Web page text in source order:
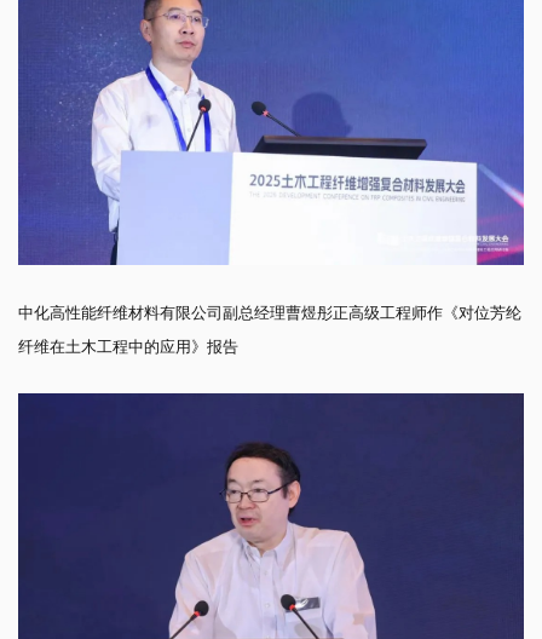
中化高性能纤维材料有限公司副总经理曹煜彤正高级工程师作《对位芳纶
纤维在土木工程中的应用》报告